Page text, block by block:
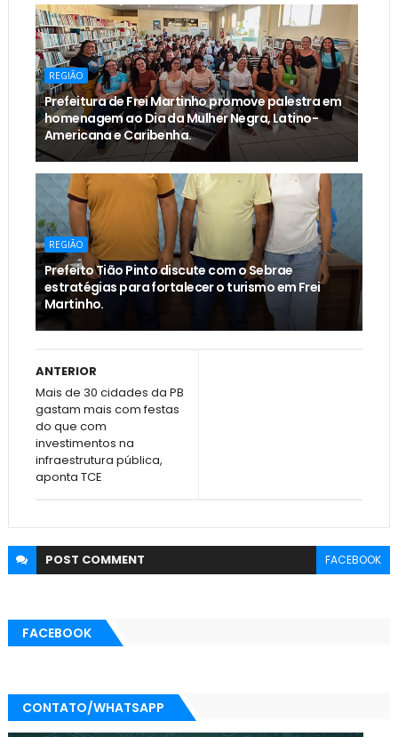
REGIÃO
Prefeitura de Frei Martinho promove palestra em
homenagem ao Dia da Mulher Negra, Latino-
Americana e Caribenha.
REGIÃO
Prefeito Tião Pinto discute com o Sebrae
estratégias para fortalecer o turismo em Frei
Martinho.
ANTERIOR
Mais de 30 cidades da PB
gastam mais com festas
do que com
investimentos na
infraestrutura pública,
aponta TCE
POST COMMENT FACEBOOK
FACEBOOK
CONTATO/WHATSAPP